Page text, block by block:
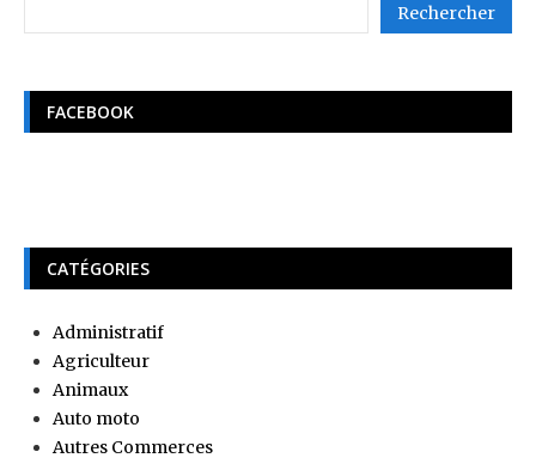
Rechercher
FACEBOOK
CATÉGORIES
Administratif
Agriculteur
Animaux
Auto moto
Autres Commerces